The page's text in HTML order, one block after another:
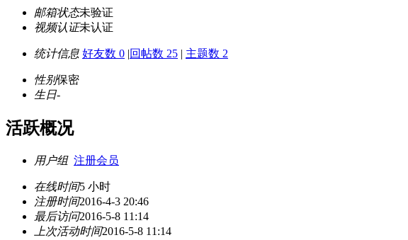
邮箱状态未验证
视频认证未认证
统计信息 好友数 0 |回帖数 25 | 主题数 2
性别保密
生日-
活跃概况
用户组 注册会员
在线时间5 小时
注册时间2016-4-3 20:46
最后访问2016-5-8 11:14
上次活动时间2016-5-8 11:14